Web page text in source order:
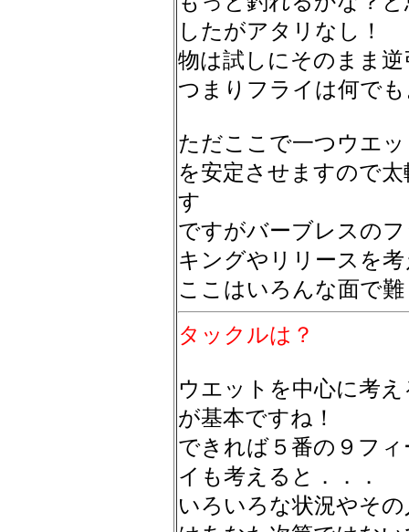
したがアタリなし！
物は試しにそのまま
つまりフライは何で
ただここで一つウエ
を安定させますので
す
ですがバーブレスの
キングやリリースを
ここはいろんな面で
タックルは？
ウエットを中心に考
が基本ですね！
できれば５番の９フ
イも考えると．．．
いろいろな状況やそ